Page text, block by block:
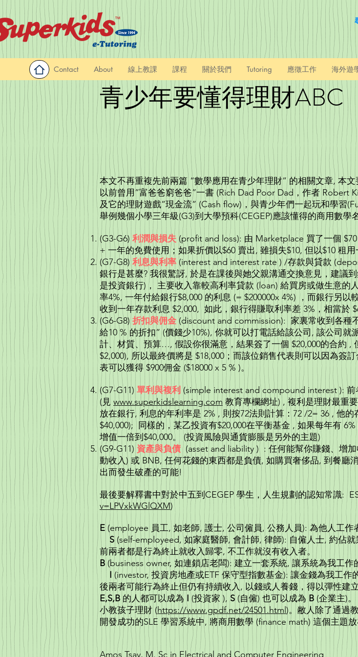
Contact About 線上教課 課程 關於我們 Tutoring 應徵工作 海外遊
青少年要懂
本文不再重複先前兩篇 “數學應用在青少年理財” 的相關文章, 本
以前曾用”富爸爸窮爸爸”一書 (Rich Dad Poor Dad，作者 Robert
及它的理財遊戲”現金流” (Cash flow)，與青少年們一起玩和學習
舉例幾個小學三年級(G3)到大學預科(CEGEP)應該懂得的商用數學
(G3-G6) 利潤與損失 (profit and loss): 由 Marketplace 買了一個
+ 一年的免費使用；如果折價以$60 賣出, 雖損失$10,
(G7-G8)利息與利率 (interest and interest rate ) /存款與貸款
銀行是甚麼? 我很驚訝, 於是在課後與她父親溝通交換意見，建議
是投資銀行)， 主要收入靠較高利率貸款 (loan) 給買房或做生意的
率4%, 一年付給銀行$8,000 的利息 (= $200000x 4%) ，而銀行另
收到一年存款利息 $2,000, 如此，銀行得賺取利率
(G6-G8) 折扣與佣金 (discount and commission): 家裏常收到各種
給10 % 的折扣” (價錢少10%), 你就可以打電話給該公司, 該公司
計、材質、預算…, 假設你很滿意，結果簽了一個 $20,000的合約 ,
$2,000), 所以最終價將是 $18,000；而該位銷售代表則可以因為簽
表可以獲得 $900佣金
(G7-G11) 單利與複利(simple interest and compound interest ):
(見 www.superkidslearning.com 教育專欄網址) , 複利是理財最重
放在銀行, 利息的年利率是 2% , 則按72法則計算：72 /2= 36 , 他
$40,000); 同樣的，某乙投資有$20,000在平衡基金 , 如果每年有
增值一倍到$40,000。 (投資風險與
(G9-G11) 資產與負債(asset and liability ) : 任何能幫你賺錢、增
動收入) 或 BNB, 任何花錢的東西都是負債, 如購買奢侈品, 到餐
出而發生破產的可能!
最後要解釋書中對於中五到CEGEP 學生，人生規劃的認知常識:
v=LPVxkWGlQXM)
E (employee 員工, 如老師, 護士, 公司僱員, 公務人
S(self-employeed, 如家庭醫師, 會計師, 律師): 自僱人士, 約佔就
前兩者都是行為終止就收入歸零, 不工作就沒有收入者。
B(business owner, 如連鎖店老闆): 建立一套系統,
I (investor, 投資房地產或ETF 保守型指數基金): 讓金錢為我工作
後兩者可能行為終止但仍有持續收入, 以錢或人養錢，得以彈性建
E,S,B的人都可以成為I (投資家 ),S (自僱) 也可以成為 B (企業主)
小教孩子理財 (https://www.gpdf.net/24501.html )。敝人除了通過
開發成功的SLE 學習系統中, 將商用數學 (finance math) 這個主題
Amos Tsay, M. Sc in Electrical and